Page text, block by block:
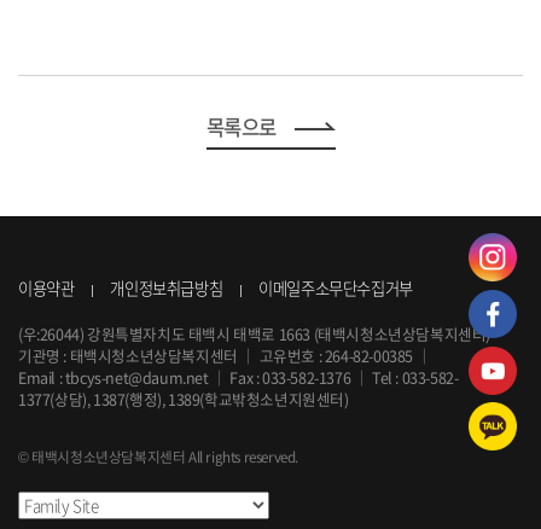
목록으로
이용약관 개인정보취급방침
이메일주소무단수집거부
(우:26044) 강원특별자치도 태백시 태백로 1663 (태백시청소년상담복지센터)
기관명 : 태백시청소년상담복지센터 ｜ 고유번호 : 264-82-00385 ｜
Email :tbcys-net@daum.net ｜ Fax : 033-582-1376｜Tel :033-582-
1377(상담), 1387(행정), 1389(학교밖청소년지원센터)
© 태백시청소년상담복지센터 All rights reserved.